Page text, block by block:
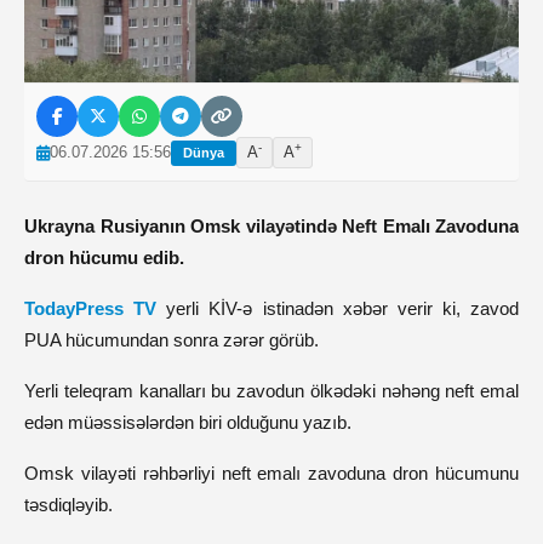
06.07.2026 15:56 Dünya A- A+
Ukrayna Rusiyanın Omsk vilayətində Neft Emalı Zavoduna
dron hücumu edib.
TodayPress TV yerli KİV-ə istinadən xəbər verir ki, zavod
PUA hücumundan sonra zərər görüb.
Yerli teleqram kanalları bu zavodun ölkədəki nəhəng neft emal
edən müəssisələrdən biri olduğunu yazıb.
Omsk vilayəti rəhbərliyi neft emalı zavoduna dron hücumunu
təsdiqləyib.